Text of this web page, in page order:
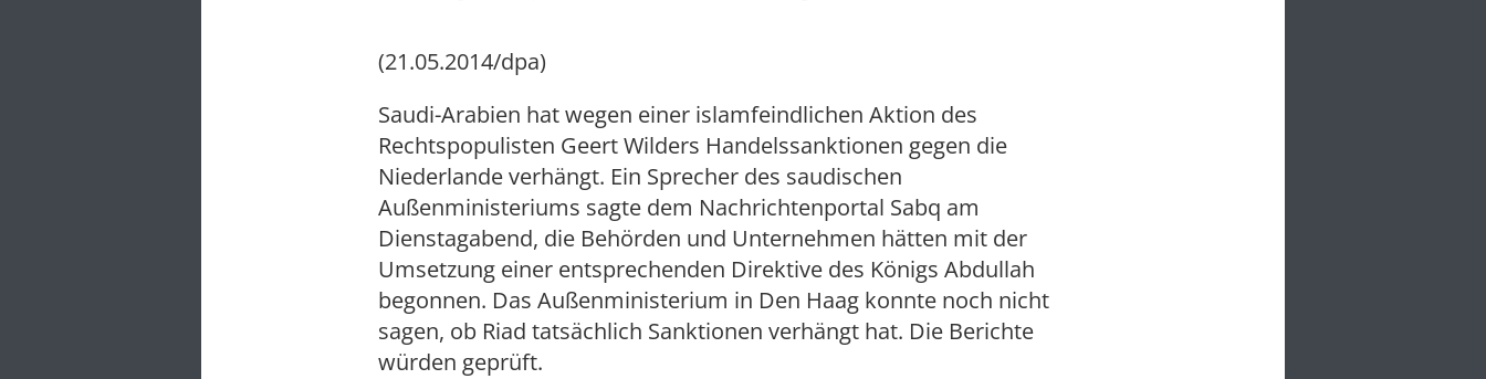
(21.05.2014/dpa)
Saudi-Arabien hat wegen einer islamfeindlichen Aktion des
Rechtspopulisten Geert Wilders Handelssanktionen gegen die
Niederlande verhängt. Ein Sprecher des saudischen
Außenministeriums sagte dem Nachrichtenportal Sabq am
Dienstagabend, die Behörden und Unternehmen hätten mit der
Umsetzung einer entsprechenden Direktive des Königs Abdullah
begonnen. Das Außenministerium in Den Haag konnte noch nicht
sagen, ob Riad tatsächlich Sanktionen verhängt hat. Die Berichte
würden geprüft.